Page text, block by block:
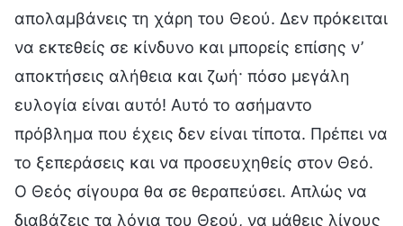
απολαμβάνεις τη χάρη του Θεού. Δεν πρόκειται
να εκτεθείς σε κίνδυνο και μπορείς επίσης ν’
αποκτήσεις αλήθεια και ζωή· πόσο μεγάλη
ευλογία είναι αυτό! Αυτό το ασήμαντο
πρόβλημα που έχεις δεν είναι τίποτα. Πρέπει να
το ξεπεράσεις και να προσευχηθείς στον Θεό.
Ο Θεός σίγουρα θα σε θεραπεύσει. Απλώς να
διαβάζεις τα λόγια του Θεού, να μάθεις λίγους